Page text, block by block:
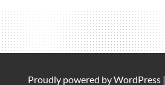
Proudly powered byWordPress |